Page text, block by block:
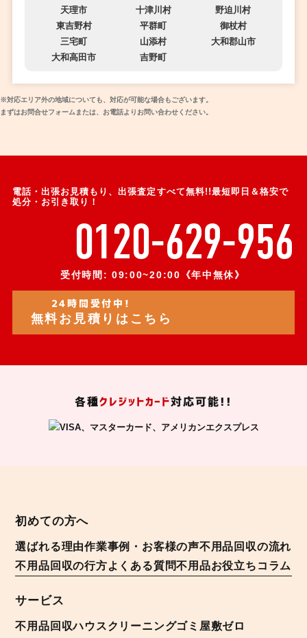
天理市
十津川村
野迫川村
東吉野村
平群町
御杖村
三宅町
山添村
大和郡山市
大和高田市
吉野町
※対応エリア外の地域についても、対応が可能な場合もございます。
まずはお問合せフォームまたは、お電話よりお問い合わせください。
電話・出張お見積もり、出張査定すべて無料!!最短即日＆格安で
処分・お引き取り！
0120-629-956
受付時間: 09:00~20:00《年中無休》
24時間受付中!
無料お見積りはこちら
各種クレジットカード対応可能!!
初めての方へ
選ばれる理由作業事例・お客様の声不用品回収の流れ
不用品回収の行方よくある質問不用品お役立ちコラム
サービス
不用品回収ハウスクリーニングゴミ屋敷ゼロ